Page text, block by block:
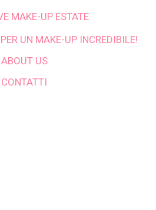
MAKE-UP ESTATE
UN MAKE-UP INCREDIBILE!
ABOUT US
CONTATTI